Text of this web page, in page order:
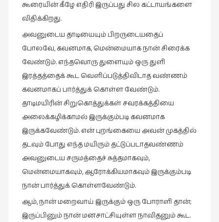
புத்தகக்
தினங்கள்
புனைவுக்குறிப்புகள்
பெயரற்ற
மேகம்
மூத்தோர்
பாடல்
மொழி
மொழியாக்கம்
கூரையின் கீழே எதிரி இருப்பது சில கட்டாயங்களை
விதிக்கிறது.
அவனுடைய தாடியையும் பிறருடையதைப்
போலவே, கவனமாக, மென்மையாக நான் சிரைக்க
வேண்டும். எந்தவொரு துளையும் ஒரு துளி
இரத்தத்தைக் கூட வெளிப்படுத்திவிடாத வண்ணம்
கவனமாகப் பார்த்துக் கொள்ள வேண்டும்.
தாடிமயிரின் சிறுகொத்துக்கள் சவரக்கத்தியை
அலைக்கழிக்காமல் இருக்கும்படி கவனமாக
இருக்கவேண்டும். என் புறங்கையை அவன் முகத்தில்
தடவும் போது எந்த மயிரும் தட்டுப்படாதவண்ணம்
அவனுடைய சருமத்தைச் சுத்தமாகவும்,
மென்மையாகவும், ஆரோக்கியமாகவும் இருக்கும்படி
நான் பார்த்துக் கொள்ளவேண்டும்.
ஆம், நான் மறைவாய் இருக்கும் ஒரு போராளி தான்;
இருப்பினும் நான் மனசாட்சியுள்ள நாவிதனும் கூட.